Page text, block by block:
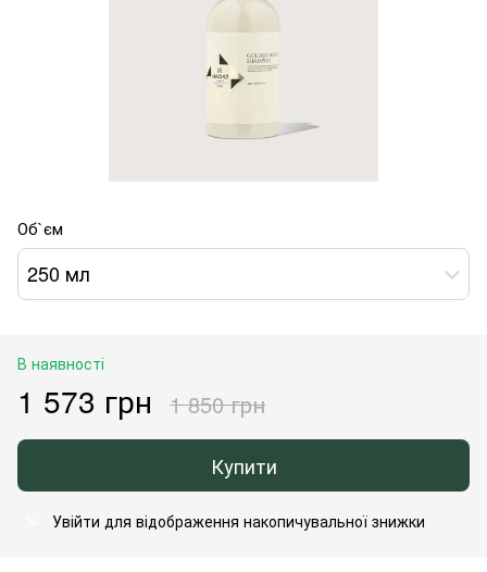
Об`єм
250 мл
В наявності
1 573 грн 1 850 грн
Купити
Увійти для відображення накопичувальної знижки